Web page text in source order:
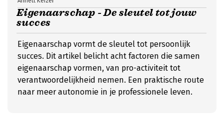
Eigenaarschap - De sleutel tot jouw
succes
Eigenaarschap vormt de sleutel tot persoonlijk
succes. Dit artikel belicht acht factoren die samen
eigenaarschap vormen, van pro-activiteit tot
verantwoordelijkheid nemen. Een praktische route
naar meer autonomie in je professionele leven.